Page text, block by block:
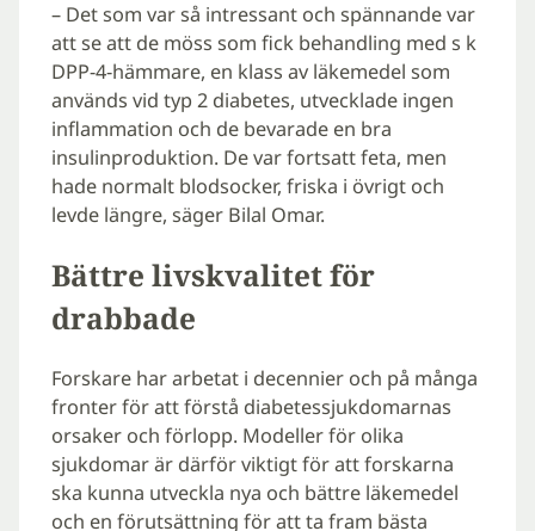
– Det som var så intressant och spännande var
att se att de möss som fick behandling med s k
DPP-4-hämmare, en klass av läkemedel som
används vid typ 2 diabetes, utvecklade ingen
inflammation och de bevarade en bra
insulinproduktion. De var fortsatt feta, men
hade normalt blodsocker, friska i övrigt och
levde längre, säger Bilal Omar.
Bättre livskvalitet för
drabbade
Forskare har arbetat i decennier och på många
fronter för att förstå diabetessjukdomarnas
orsaker och förlopp. Modeller för olika
sjukdomar är därför viktigt för att forskarna
ska kunna utveckla nya och bättre läkemedel
och en förutsättning för att ta fram bästa